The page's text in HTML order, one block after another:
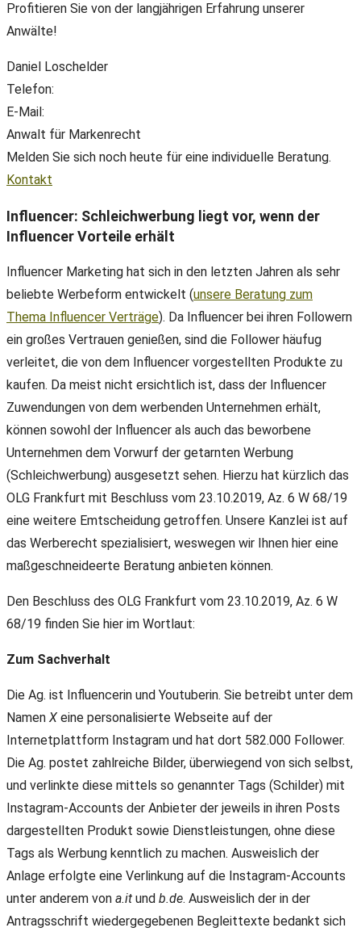
Profitieren Sie von der langjährigen Erfahrung unserer
Anwälte!
Daniel Loschelder
Telefon:
E-Mail:
Anwalt für Markenrecht
Melden Sie sich noch heute für eine individuelle Beratung.
Kontakt
Influencer: Schleichwerbung liegt vor, wenn der
Influencer Vorteile erhält
Influencer Marketing hat sich in den letzten Jahren als sehr
beliebte Werbeform entwickelt (unsere Beratung zum
Thema Influencer Verträge). Da Influencer bei ihren Followern
ein großes Vertrauen genießen, sind die Follower häufug
verleitet, die von dem Influencer vorgestellten Produkte zu
kaufen. Da meist nicht ersichtlich ist, dass der Influencer
Zuwendungen von dem werbenden Unternehmen erhält,
können sowohl der Influencer als auch das beworbene
Unternehmen dem Vorwurf der getarnten Werbung
(Schleichwerbung) ausgesetzt sehen. Hierzu hat kürzlich das
OLG Frankfurt mit Beschluss vom 23.10.2019, Az. 6 W 68/19
eine weitere Emtscheidung getroffen. Unsere Kanzlei ist auf
das Werberecht spezialisiert, weswegen wir Ihnen hier eine
maßgeschneideerte Beratung anbieten können.
Den Beschluss des OLG Frankfurt vom 23.10.2019, Az. 6 W
68/19 finden Sie hier im Wortlaut:
Zum Sachverhalt
Die Ag. ist Influencerin und Youtuberin. Sie betreibt unter dem
Namen X eine personalisierte Webseite auf der
Internetplattform Instagram und hat dort 582.000 Follower.
Die Ag. postet zahlreiche Bilder, überwiegend von sich selbst,
und verlinkte diese mittels so genannter Tags (Schilder) mit
Instagram-Accounts der Anbieter der jeweils in ihren Posts
dargestellten Produkt sowie Dienstleistungen, ohne diese
Tags als Werbung kenntlich zu machen. Ausweislich der
Anlage erfolgte eine Verlinkung auf die Instagram-Accounts
unter anderem von a.it und b.de. Ausweislich der in der
Antragsschrift wiedergegebenen Begleittexte bedankt sich